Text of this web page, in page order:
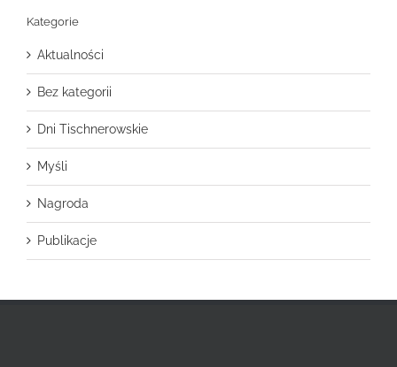
Kategorie
Aktualności
Bez kategorii
Dni Tischnerowskie
Myśli
Nagroda
Publikacje